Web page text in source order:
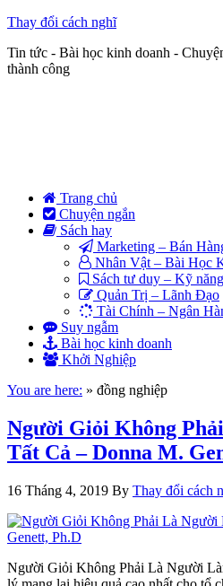
Thay đổi cách nghĩ
Tin tức - Bài học kinh doanh -
thành công
Trang chủ
Chuyện ngắn
Sách hay
Marketing – Bán
Nhân Vật – Bài Học
Sách tư duy – Kỹ
Quản Trị – Lãnh Đạo
Tài Chính – Ngân
Suy ngẫm
Bài học kinh doanh
Khởi Nghiệp
You are here: » đồng nghiệp
Người Giỏi Không
Tất Cả – Donna M.
16 Tháng 4, 2019 By Thay đổi cách
Người Giỏi Không Phải Là Người